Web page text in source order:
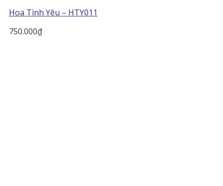
Hoa Tình Yêu – HTY011
750.000₫